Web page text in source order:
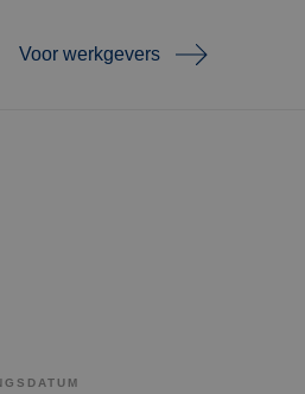
Voor werkgevers